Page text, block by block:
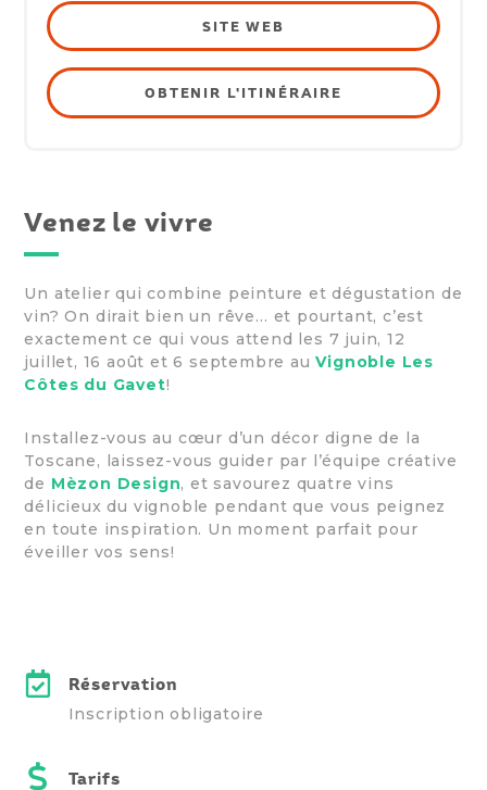
SITE WEB
OBTENIR L'ITINÉRAIRE
Venez le vivre
Un atelier qui combine peinture et dégustation de
vin? On dirait bien un rêve… et pourtant, c’est
exactement ce qui vous attend les 7 juin, 12
juillet, 16 août et 6 septembre auVignoble Les
Côtes du Gavet!
Installez-vous au cœur d’un décor digne de la
Toscane, laissez-vous guider par l’équipe créative
de Mèzon Design, et savourez quatre vins
délicieux du vignoble pendant que vous peignez
en toute inspiration. Un moment parfait pour
éveiller vos sens!
Réservation
Inscription obligatoire
Tarifs